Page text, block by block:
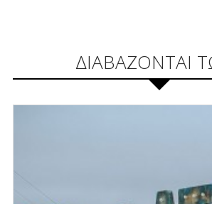
ΔΙΑΒΑΖΟΝΤΑΙ